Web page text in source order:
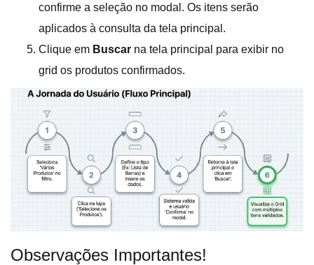
confirme a seleção no modal. Os itens serão
aplicados à consulta da tela principal.
Clique em Buscar na tela principal para exibir no
grid os produtos confirmados.
Observações Importantes!